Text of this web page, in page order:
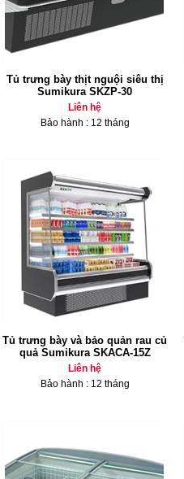
Tủ trưng bày thịt nguội siêu thị
Sumikura SKZP-30
Liên hệ
Bảo hành : 12 tháng
Tủ trưng bày và bảo quản rau củ
quả Sumikura SKACA-15Z
Liên hệ
Bảo hành : 12 tháng